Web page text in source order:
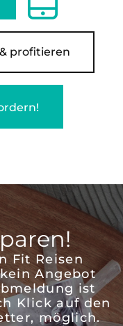
profitieren
Fit Reisen
Angebot
ist
Klick auf den
möglich.